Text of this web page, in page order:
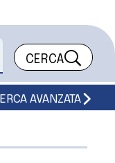
CERCA
AVANZATA